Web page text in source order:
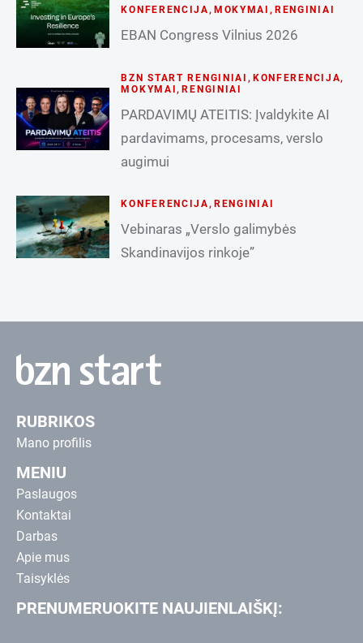
KONFERENCIJA , MOKYMAI , RENGINIAI
EBAN Congress Vilnius 2026
BZN START RENGINIAI , KONFERENCIJA,
MOKYMAI ,RENGINIAI
PARDAVIMŲ ATEITIS: Įvaldykite AI
pardavimams, procesams, verslo
augimui
KONFERENCIJA , RENGINIAI
Vebinaras „Verslo galimybės
Skandinavijos rinkoje”
RUBRIKOS
Mano profilis
MENIU
Paslaugos
Kontaktai
Darbas
Apie mus
Taisyklės
PRENUMERUOKITE NAUJIENLAIŠKĮ: